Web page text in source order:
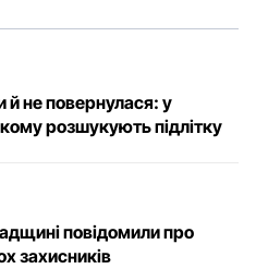
й не повернулася: у
розшукують підлітку
повідомили про
захисників